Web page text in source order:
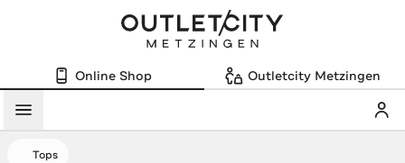
Online Shop Outletcity Metzingen
Menü
Tops